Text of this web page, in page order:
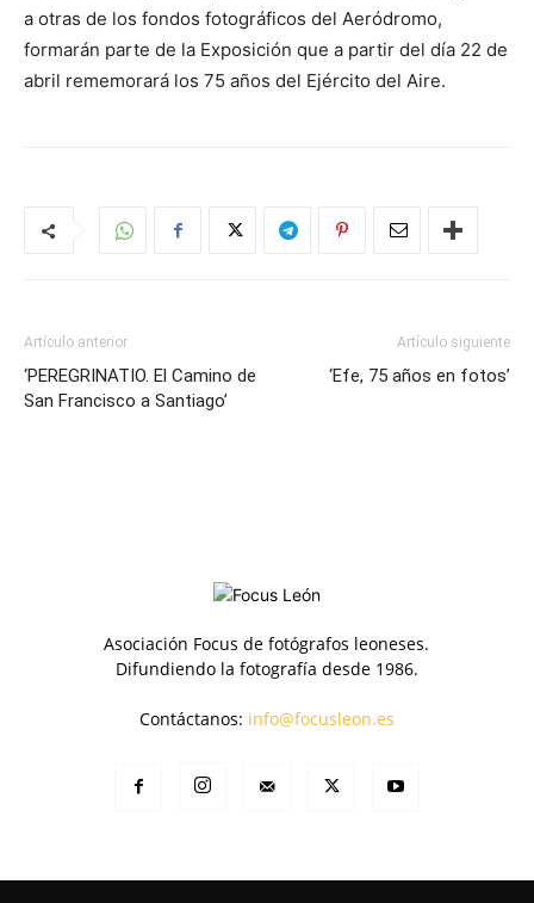
a otras de los fondos fotográficos del Aeródromo,
formarán parte de la Exposición que a partir del día 22 de
abril rememorará los 75 años del Ejército del Aire.
Artículo anterior
‘PEREGRINATIO. El Camino de
San Francisco a Santiago’
Artículo siguiente
‘Efe, 75 años en fotos’
Asociación Focus de fotógrafos leoneses.
Difundiendo la fotografía desde 1986.
Contáctanos: info@focusleon.es